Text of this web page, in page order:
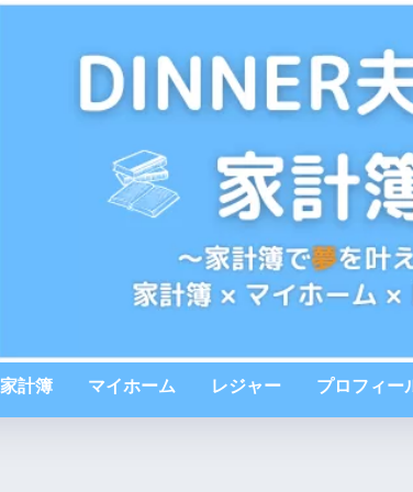
家計簿 マイホーム レジャー プロフィー